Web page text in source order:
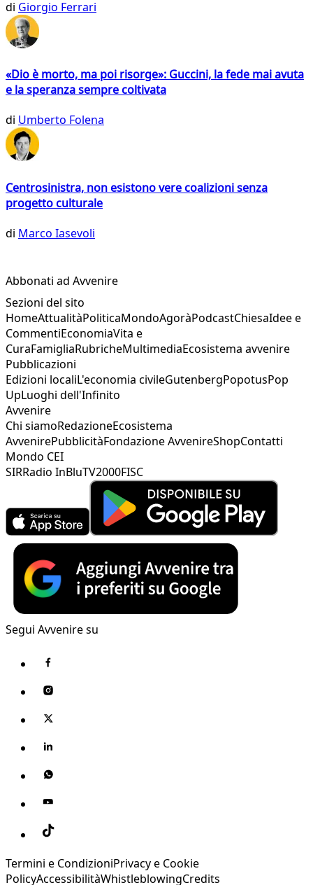
di Giorgio Ferrari
«Dio è morto, ma poi risorge»: Guccini, la fede mai avuta
e la speranza sempre coltivata
di Umberto Folena
Centrosinistra, non esistono vere coalizioni senza
progetto culturale
di Marco Iasevoli
Abbonati ad Avvenire
Sezioni del sito
HomeAttualitàPoliticaMondoAgoràPodcastChiesaIdee e
CommentiEconomiaVita e
CuraFamigliaRubricheMultimediaEcosistema avvenire
Pubblicazioni
Edizioni localiL'economia civileGutenbergPopotusPop
UpLuoghi dell'Infinito
Avvenire
Chi siamoRedazioneEcosistema
AvvenirePubblicitàFondazione AvvenireShopContatti
Mondo CEI
SIRRadio InBluTV2000FISC
Segui Avvenire su
Termini e CondizioniPrivacy e Cookie
PolicyAccessibilitàWhistleblowingCredits